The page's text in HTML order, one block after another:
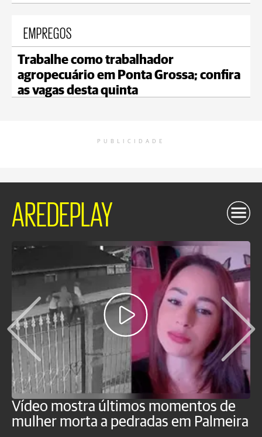
EMPREGOS
Trabalhe como trabalhador
agropecuário em Ponta Grossa; confira
as vagas desta quinta
PUBLICIDADE
AREDEPLAY
Vídeo mostra últimos momentos de
mulher morta a pedradas em Palmeira